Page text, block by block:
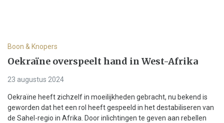
Boon & Knopers
Oekraïne overspeelt hand in West-Afrika
23 augustus 2024
Oekraïne heeft zichzelf in moeilijkheden gebracht, nu bekend is
geworden dat het een rol heeft gespeeld in het destabiliseren van
de Sahel-regio in Afrika. Door inlichtingen te geven aan rebellen